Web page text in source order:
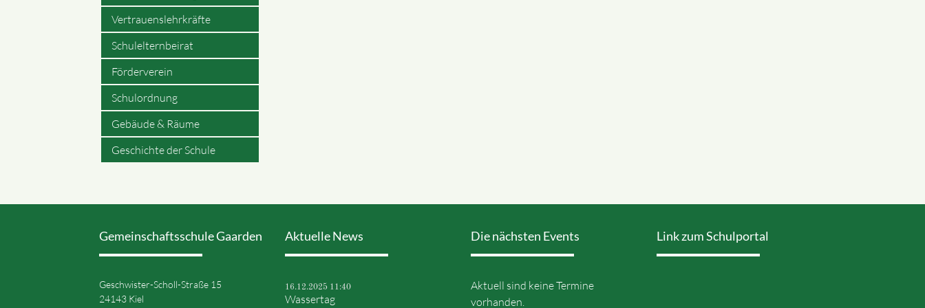
Vertrauenslehrkräfte
Schulelternbeirat
Förderverein
Schulordnung
Gebäude & Räume
Geschichte der Schule
Gemeinschaftsschule Gaarden
Geschwister-Scholl-Straße 15
24143 Kiel
Aktuelle News
16.12.2025 11:40
Wassertag
Die nächsten Events
Aktuell sind keine Termine
vorhanden.
Link zum Schulportal